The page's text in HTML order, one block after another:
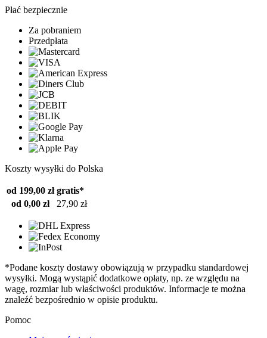
Płać bezpiecznie
Za pobraniem
Przedpłata
Koszty wysyłki do Polska
od 199,00 zł gratis*
od 0,00 zł
27,90 zł
*Podane koszty dostawy obowiązują w przypadku standardowej
wysyłki. Mogą wystąpić dodatkowe opłaty, np. ze względu na
wagę, rozmiar lub właściwości produktów. Informacje te można
znaleźć bezpośrednio w opisie produktu.
Pomoc